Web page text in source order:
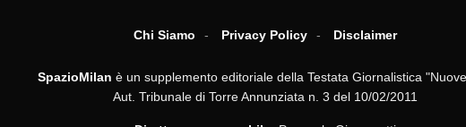
Chi Siamo Privacy Policy Disclaimer
SpazioMilan è un supplemento editoriale della Testata Giornalistica
Aut. Tribunale di Torre Annunziata n. 3 del 10/02/2011